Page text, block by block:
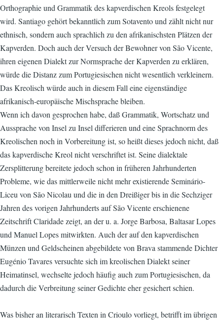
Orthographie und Grammatik des kapverdischen Kreols festgelegt
wird. Santiago gehört bekanntlich zum Sotavento und zählt nicht nur
ethnisch, sondern auch sprachlich zu den afrikanischsten Plätzen der
Kapverden. Doch auch der Versuch der Bewohner von São Vicente,
ihren eigenen Dialekt zur Normsprache der Kapverden zu erklären,
würde die Distanz zum Portugiesischen nicht wesentlich verkleinern.
Das Kreolisch würde auch in diesem Fall eine eigenständige
afrikanisch-europäische Mischsprache bleiben.
Wenn ich davon gesprochen habe, daß Grammatik, Wortschatz und
Aussprache von Insel zu Insel differieren und eine Sprachnorm des
Kreolischen noch in Vorbereitung ist, so heißt dieses jedoch nicht, daß
das kapverdische Kreol nicht verschriftet ist. Seine dialektale
Zersplitterung bereitete jedoch schon in früheren Jahrhunderten
Probleme, wie das mittlerweile nicht mehr existierende Seminário-
Liceu von São Nicolau und die in den Dreißiger bis in die Sechziger
Jahren des vorigen Jahrhunderts auf São Vicente erschienene
Zeitschrift Claridade zeigt, an der u. a. Jorge Barbosa, Baltasar Lopes
und Manuel Lopes mitwirkten. Auch der auf den kapverdischen
Münzen und Geldscheinen abgebildete von Brava stammende Dichter
Eugénio Tavares versuchte sich im kreolischen Dialekt seiner
Heimatinsel, wechselte jedoch häufig auch zum Portugiesischen, da
dadurch die Verbreitung seiner Gedichte eher gesichert schien.
Was bisher an literarisch Texten in Crioulo vorliegt, betrifft im übrigen